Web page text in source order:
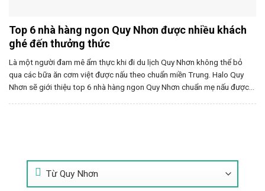
Top 6 nhà hàng ngon Quy Nhơn được nhiều khách
ghé đến thưởng thức
Là một người đam mê ẩm thực khi đi du lịch Quy Nhơn không thể bỏ
qua các bữa ăn cơm việt được nấu theo chuẩn miền Trung. Halo Quy
Nhơn sẽ giới thiệu top 6 nhà hàng ngon Quy Nhơn chuẩn mẹ nấu được...